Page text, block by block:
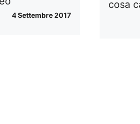
4 Settembre 2017
cosa